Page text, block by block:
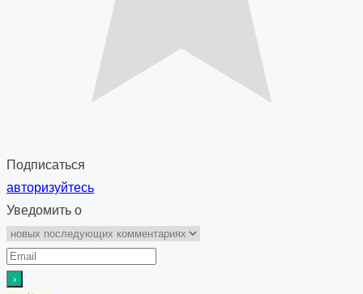
Подписаться
авторизуйтесь
Уведомить о